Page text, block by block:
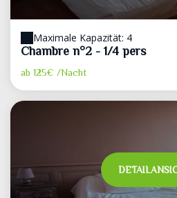
Maximale Kapazität: 4
Chambre n°2 - 1/4 pers
ab 125€ /Nacht